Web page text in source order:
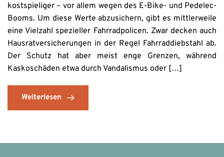
kostspieliger – vor allem wegen des E-Bike- und Pedelec-
Booms. Um diese Werte abzusichern, gibt es mittlerweile
eine Vielzahl spezieller Fahrradpolicen. Zwar decken auch
Hausratversicherungen in der Regel Fahrraddiebstahl ab.
Der Schutz hat aber meist enge Grenzen, während
Kaskoschäden etwa durch Vandalismus oder […]
Weiterlesen